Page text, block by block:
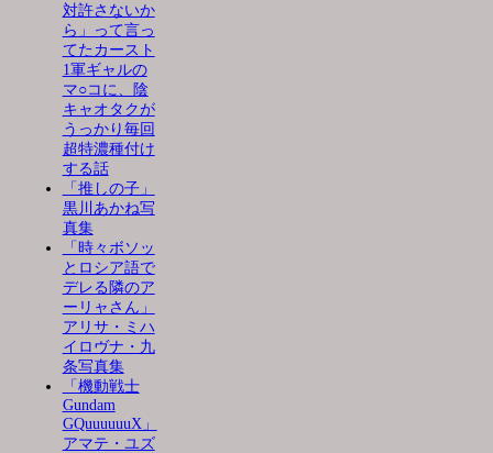
対許さないか
ら」って言っ
てたカースト
1軍ギャルの
マ○コに、陰
キャオタクが
うっかり毎回
超特濃種付け
する話
「推しの子」
黒川あかね写
真集
「時々ボソッ
とロシア語で
デレる隣のア
ーリャさん」
アリサ・ミハ
イロヴナ・九
条写真集
「機動戦士
Gundam
GQuuuuuuX」
アマテ・ユズ